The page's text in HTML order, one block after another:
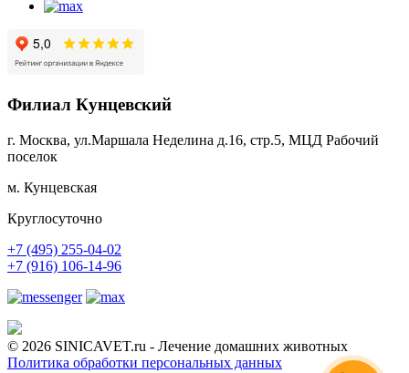
Филиал Кунцевский
г. Москва, ул.Маршала Неделина д.16, стр.5, МЦД Рабочий
поселок
м. Кунцевская
Круглосуточно
+7 (495) 255-04-02
+7 (916) 106-14-96
© 2026 SINICAVET.ru - Лечение домашних животных
Политика обработки персональных данных